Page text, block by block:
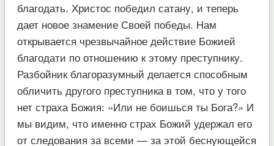
благодать. Христос победил сатану, и теперь
дает новое знамение Своей победы. Нам
открывается чрезвычайное действие Божией
благодати по отношению к этому преступнику.
Разбойник благоразумный делается способным
обличить другого преступника в том, что у того
нет страха Божия: «Или не боишься ты Бога?» И
мы видим, что именно страх Божий удержал его
от следования за всеми — за этой беснующейся